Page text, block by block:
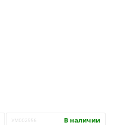
УМ002956 В наличии